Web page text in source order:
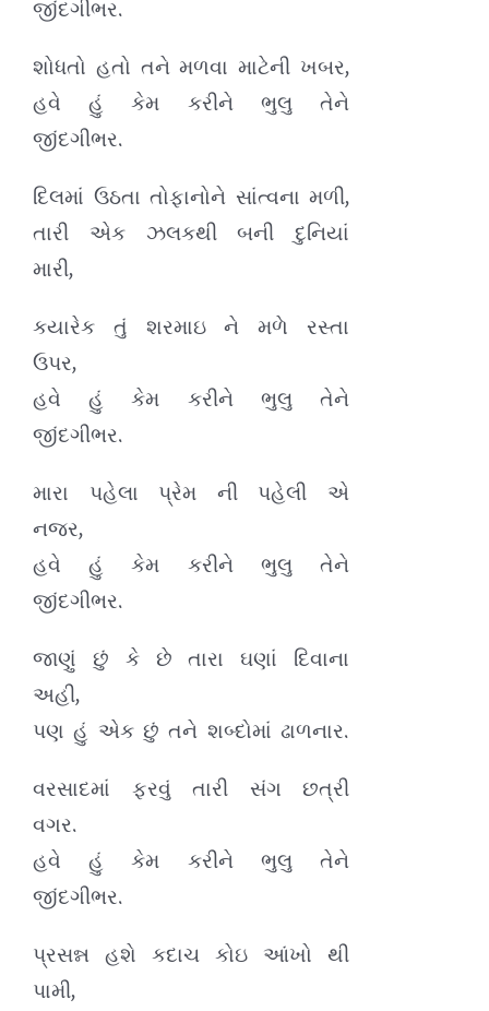
જીંદગીભર.
શોધતો હતો તને મળવા માટેની ખબર,
હવે હું કેમ કરીને ભુલુ તેને
જીંદગીભર.
દિલમાં ઉઠતા તોફાનોને સાંત્વના મળી,
તારી એક ઝલકથી બની દુનિયાં
મારી,
કયારેક તું શરમાઇ ને મળે રસ્તા
ઉપર,
હવે હું કેમ કરીને ભુલુ તેને
જીંદગીભર.
મારા પહેલા પ્રેમ ની પહેલી એ
નજર,
હવે હું કેમ કરીને ભુલુ તેને
જીંદગીભર.
જાણું છું કે છે તારા ઘણાં દિવાના
અહી,
પણ હું એક છું તને શબ્દોમાં ઢાળનાર.
વરસાદમાં ફરવું તારી સંગ છત્રી
વગર.
હવે હું કેમ કરીને ભુલુ તેને
જીંદગીભર.
પ્રસન્ન હશે કદાચ કોઇ આંખો થી
પામી,